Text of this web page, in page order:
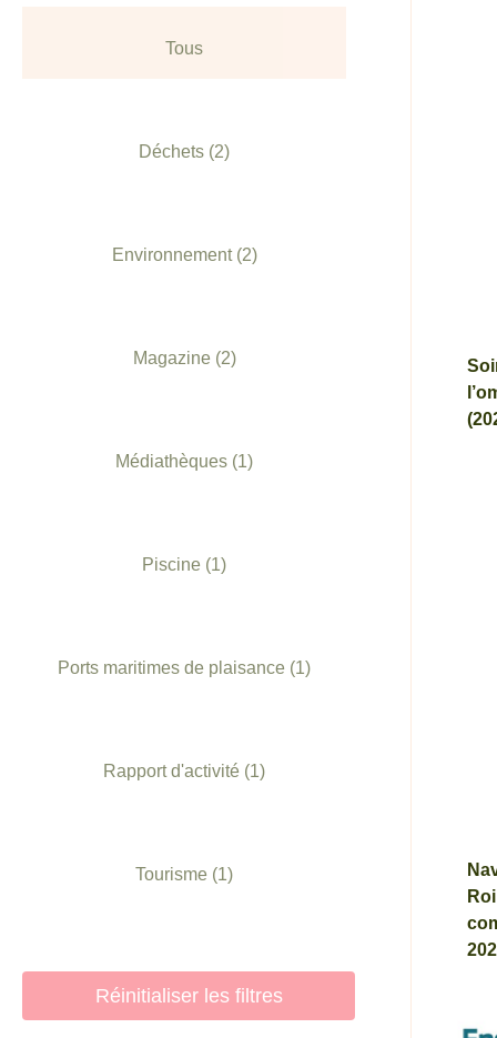
Tous
Déchets (2)
Environnement (2)
Magazine (2)
Médiathèques (1)
Piscine (1)
Ports maritimes de plaisance (1)
Rapport d'activité (1)
Tourisme (1)
Réinitialiser les filtres